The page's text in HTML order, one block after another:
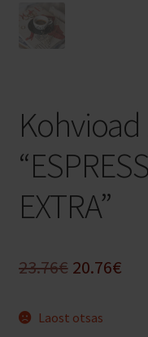
Kohvioad
EXTRA”
23.76€ Algne
oli:
20.76€
Laost otsas